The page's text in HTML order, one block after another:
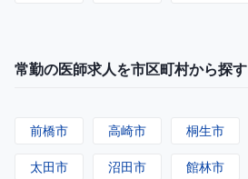
常勤の医師求人を市区町村から探す
前橋市 高崎市 桐生市
太田市 沼田市 館林市